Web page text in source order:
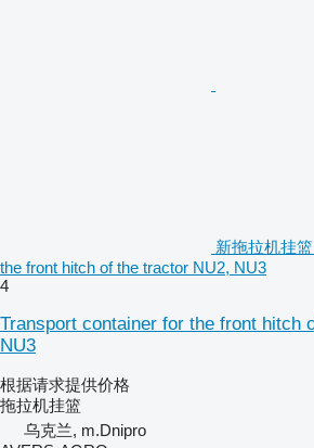
新拖拉机挂
the front hitch of the tractor NU2, NU3
4
Transport container for the front hitch
NU3
根据请求提供价格
拖拉机挂篮
乌克兰, m.Dnipro